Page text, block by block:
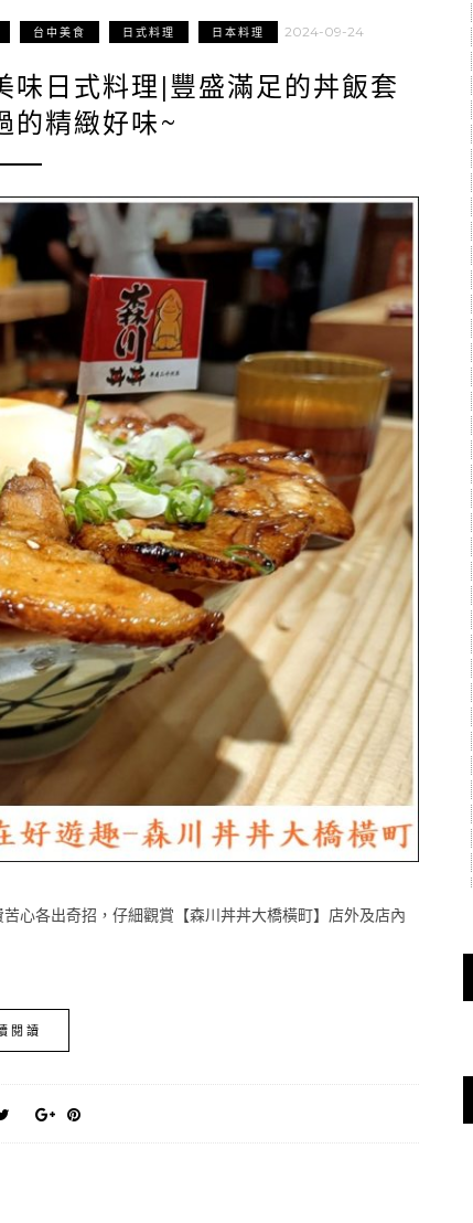
台中美食 日式料理 日本料理 2024-09-24
日式料理|豐盛滿足的丼飯套
的精緻好味~
心各出奇招，仔細觀賞【森川丼丼大橋橫町】店外及店內
閱讀